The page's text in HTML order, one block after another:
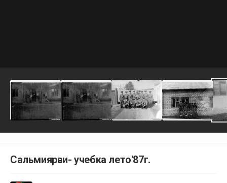
Сальмиярви- учебка лето'87г.